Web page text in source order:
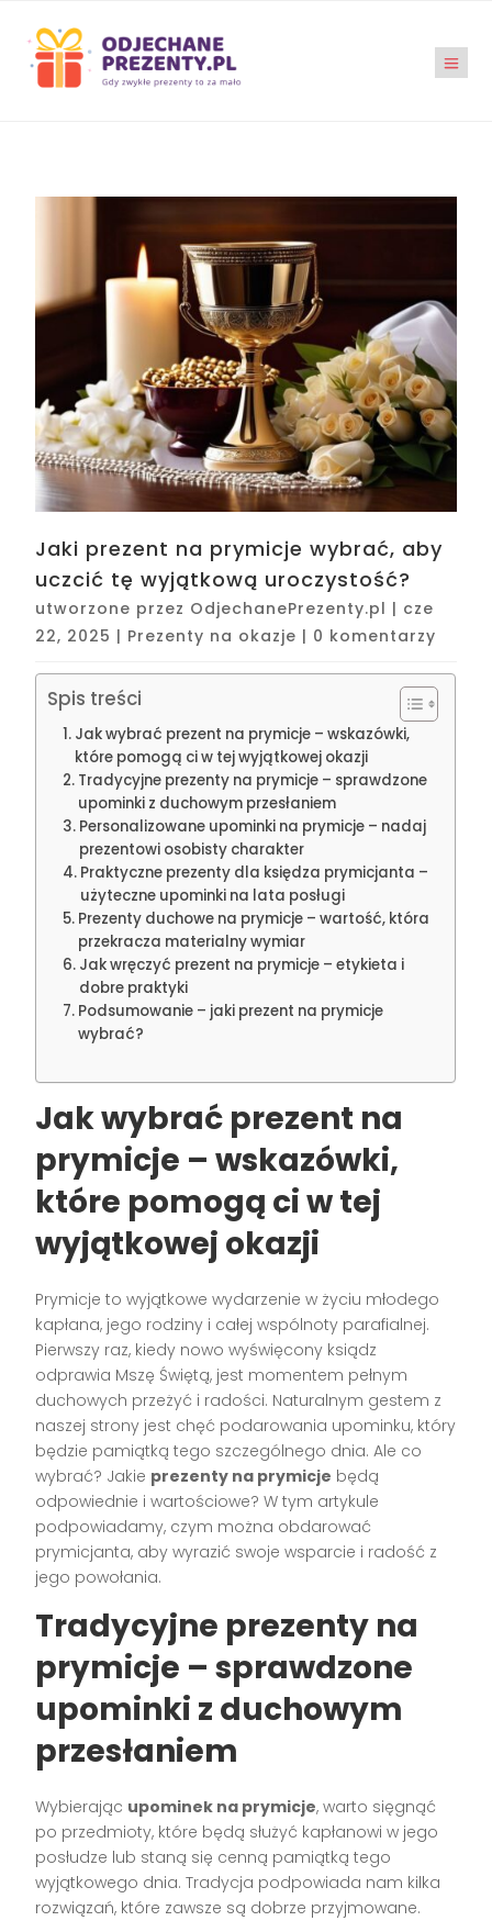
Jaki prezent na prymicje wybrać, aby
uczcić tę wyjątkową uroczystość?
utworzone przez OdjechanePrezenty.pl | cze
22, 2025 | Prezenty na okazje | 0 komentarzy
Spis treści
Jak wybrać prezent na prymicje – wskazówki,
które pomogą ci w tej wyjątkowej okazji
Tradycyjne prezenty na prymicje – sprawdzone
upominki z duchowym przesłaniem
Personalizowane upominki na prymicje – nadaj
prezentowi osobisty charakter
Praktyczne prezenty dla księdza prymicjanta –
użyteczne upominki na lata posługi
Prezenty duchowe na prymicje – wartość, która
przekracza materialny wymiar
Jak wręczyć prezent na prymicje – etykieta i
dobre praktyki
Podsumowanie – jaki prezent na prymicje
wybrać?
Jak wybrać prezent na
prymicje – wskazówki,
które pomogą ci w tej
wyjątkowej okazji
Prymicje to wyjątkowe wydarzenie w życiu młodego
kapłana, jego rodziny i całej wspólnoty parafialnej.
Pierwszy raz, kiedy nowo wyświęcony ksiądz
odprawia Mszę Świętą, jest momentem pełnym
duchowych przeżyć i radości. Naturalnym gestem z
naszej strony jest chęć podarowania upominku, który
będzie pamiątką tego szczególnego dnia. Ale co
wybrać? Jakie prezenty na prymicje będą
odpowiednie i wartościowe? W tym artykule
podpowiadamy, czym można obdarować
prymicjanta, aby wyrazić swoje wsparcie i radość z
jego powołania.
Tradycyjne prezenty na
prymicje – sprawdzone
upominki z duchowym
przesłaniem
Wybierając upominek na prymicje, warto sięgnąć
po przedmioty, które będą służyć kapłanowi w jego
posłudze lub staną się cenną pamiątką tego
wyjątkowego dnia. Tradycja podpowiada nam kilka
rozwiązań, które zawsze są dobrze przyjmowane.